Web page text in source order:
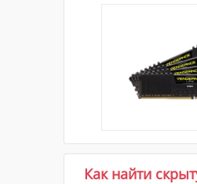
Как найти